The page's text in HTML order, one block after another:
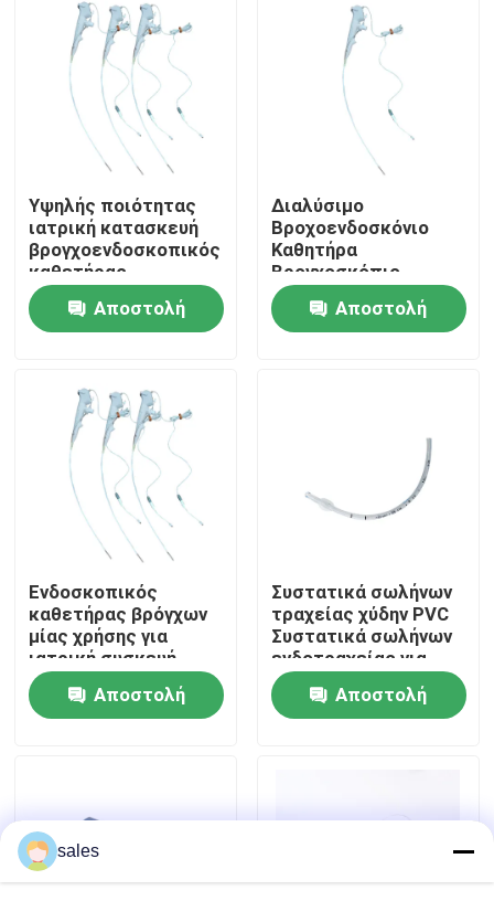
Αρχική Σελίδα
Προϊόντα
Εμφάνιση VR
Σχετικά με εμάς
Γύρος εργοστασίων
Ποιοτικός έλεγχος
επαφή
ET εναέριος διάδρομος σωλήνων
Λαρυγγικός εναέριος διάδρομος μασκών
Υψηλής ποιότητας
ιατρική κατασκευή
βρογχοενδοσκοπικός
καθετήρας
Αποστολή
Διαλύσιμο
Βροχοενδοσκόνιο
Καθητήρα
Βρονχοσκόπιο
Πατενταρισμένο νέο
προϊόν Αποστολή
Ενδοσκοπικός
καθετήρας βρόγχων
μίας χρήσης για
ιατρική συσκευή
Αποστολή
Συστατικά σωλήνων
τραχείας χύδην PVC
Συστατικά σωλήνων
ενδοτραχείας για
αναισθησία
Αποστολή
sales